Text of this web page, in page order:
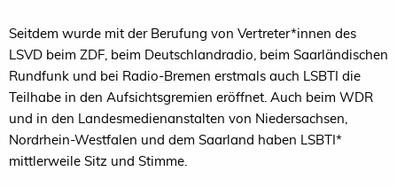
Seitdem wurde mit der Berufung von Vertreter*innen des
LSVD beim ZDF, beim Deutschlandradio, beim Saarländischen
Rundfunk und bei Radio-Bremen erstmals auch LSBTI die
Teilhabe in den Aufsichtsgremien eröffnet. Auch beim WDR
und in den Landesmedienanstalten von Niedersachsen,
Nordrhein-Westfalen und dem Saarland haben LSBTI*
mittlerweile Sitz und Stimme.